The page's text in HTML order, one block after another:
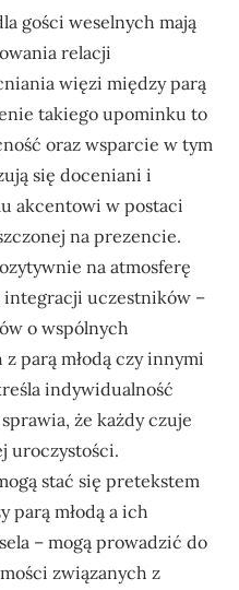
gości weselnych mają
relacji
więzi między parą
takiego upominku to
oraz wsparcie w tym
się doceniani i
akcentowi w postaci
na prezencie.
na atmosferę
integracji uczestników –
o wspólnych
parą młodą czy innymi
indywidualność
że każdy czuje
uroczystości.
stać się pretekstem
parą młodą a ich
– mogą prowadzić do
związanych z